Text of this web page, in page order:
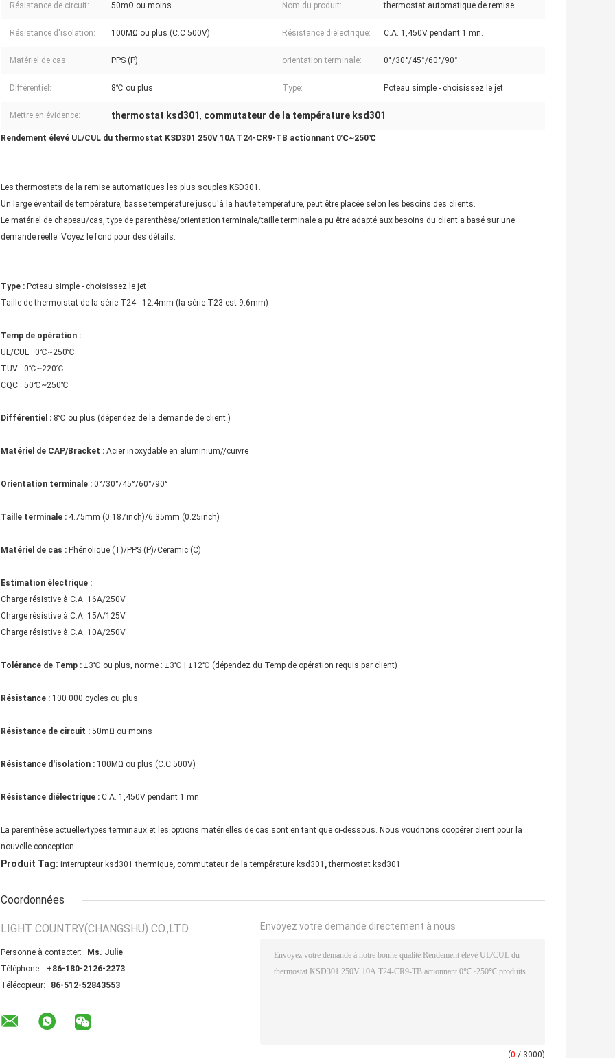
Résistance de circuit: 50mΩ ou moins Nom du produit: thermostat automatique de remise
Résistance d'isolation: 100MΩ ou plus (C.C 500V) Résistance diélectrique: C.A. 1,450V pendant 1 mn.
Matériel de cas: PPS (P) orientation terminale: 0°/30°/45°/60°/90°
Différentiel: 8℃ ou plus Type: Poteau simple - choisissez le jet
Mettre en évidence: thermostat ksd301 , commutateur de la température ksd301
Rendement élevé UL/CUL du thermostat KSD301 250V 10A T24-CR9-TB actionnant 0℃~250℃
Les thermostats de la remise automatiques les plus souples KSD301.
Un large éventail de température, basse température jusqu'à la haute température, peut être placée selon les besoins des clients.
Le matériel de chapeau/cas, type de parenthèse/orientation terminale/taille terminale a pu être adapté aux besoins du client a basé sur une
demande réelle. Voyez le fond pour des détails.
Type : Poteau simple - choisissez le jet
Taille de thermoistat de la série T24 : 12.4mm (la série T23 est 9.6mm)
Temp de opération :
UL/CUL : 0℃~250℃
TUV : 0℃~220℃
CQC : 50℃~250℃
Différentiel : 8℃ ou plus (dépendez de la demande de client.)
Matériel de CAP/Bracket : Acier inoxydable en aluminium//cuivre
Orientation terminale : 0°/30°/45°/60°/90°
Taille terminale : 4.75mm (0.187inch)/6.35mm (0.25inch)
Matériel de cas : Phénolique (T)/PPS (P)/Ceramic (C)
Estimation électrique :
Charge résistive à C.A. 16A/250V
Charge résistive à C.A. 15A/125V
Charge résistive à C.A. 10A/250V
Tolérance de Temp : ±3℃ ou plus, norme : ±3℃ | ±12℃ (dépendez du Temp de opération requis par client)
Résistance : 100 000 cycles ou plus
Résistance de circuit : 50mΩ ou moins
Résistance d'isolation : 100MΩ ou plus (C.C 500V)
Résistance diélectrique : C.A. 1,450V pendant 1 mn.
La parenthèse actuelle/types terminaux et les options matérielles de cas sont en tant que ci-dessous. Nous voudrions coopérer client pour la
nouvelle conception.
Produit Tag: interrupteur ksd301 thermique, commutateur de la température ksd301 , thermostat ksd301
Coordonnées
LIGHT COUNTRY(CHANGSHU) CO.,LTD
Personne à contacter:
Ms. Julie
Téléphone:
+86-180-2126-2273
Télécopieur:
86-512-52843553
Envoyez votre demande directement à nous
(0 / 3000)